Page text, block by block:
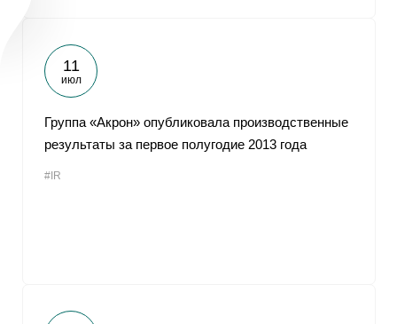
11
июл
Группа «Акрон» опубликовала производственные
результаты за первое полугодие 2013 года
#IR